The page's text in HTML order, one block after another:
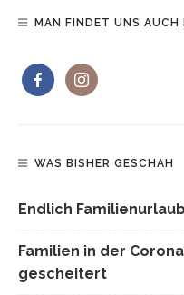
MAN FINDET UNS AUCH
WAS BISHER GESCHAH
Endlich
Familien in der
gescheitert